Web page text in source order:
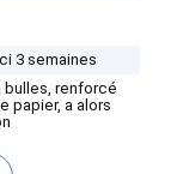
3 semaines
bulles, renforcé
papier, a alors